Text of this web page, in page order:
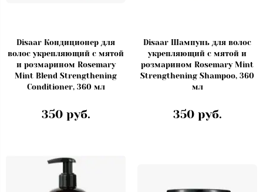
Disaar Кондиционер для
волос укрепляющий с мятой
и розмарином Rosemary
Mint Blend Strengthening
Conditioner, 360 мл
350 руб.
Disaar Шампунь для волос
укрепляющий с мятой и
розмарином Rosemary Mint
Strengthening Shampoo, 360
мл
350 руб.